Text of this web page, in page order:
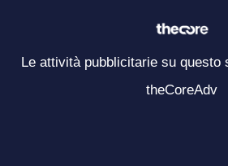
Le attività pubblicitarie su questo
theCoreAdv